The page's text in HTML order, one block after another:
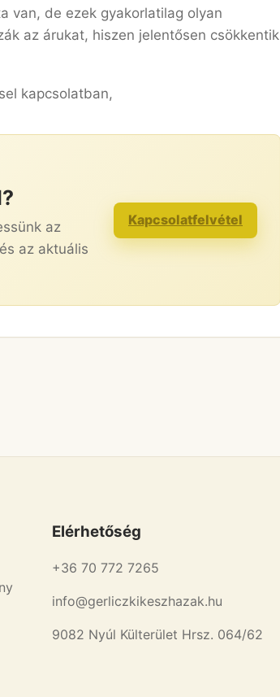
van, de ezek gyakorlatilag olyan
az árukat, hiszen jelentősen csökkentik
kapcsolatban,
az
az aktuális
Kapcsolatfelvétel
Elérhetőség
+36 70 772 7265
info@gerliczkikeszhazak.hu
9082 Nyúl Külterület Hrsz. 064/62